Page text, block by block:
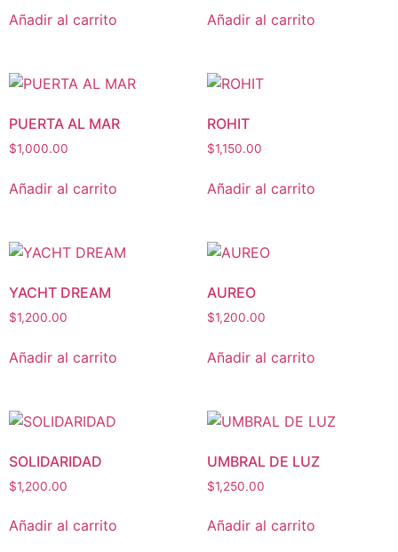
Añadir al carrito Añadir al carrito
PUERTA AL MAR
$1,000.00
Añadir al carrito
ROHIT
$1,150.00
Añadir al carrito
YACHT DREAM
$1,200.00
Añadir al carrito
AUREO
$1,200.00
Añadir al carrito
SOLIDARIDAD
$1,200.00
Añadir al carrito
UMBRAL DE LUZ
$1,250.00
Añadir al carrito